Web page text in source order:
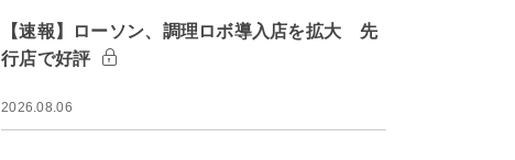
【速報】ローソン、調理ロボ導入店を拡大 先
行店で好評
2026.08.06